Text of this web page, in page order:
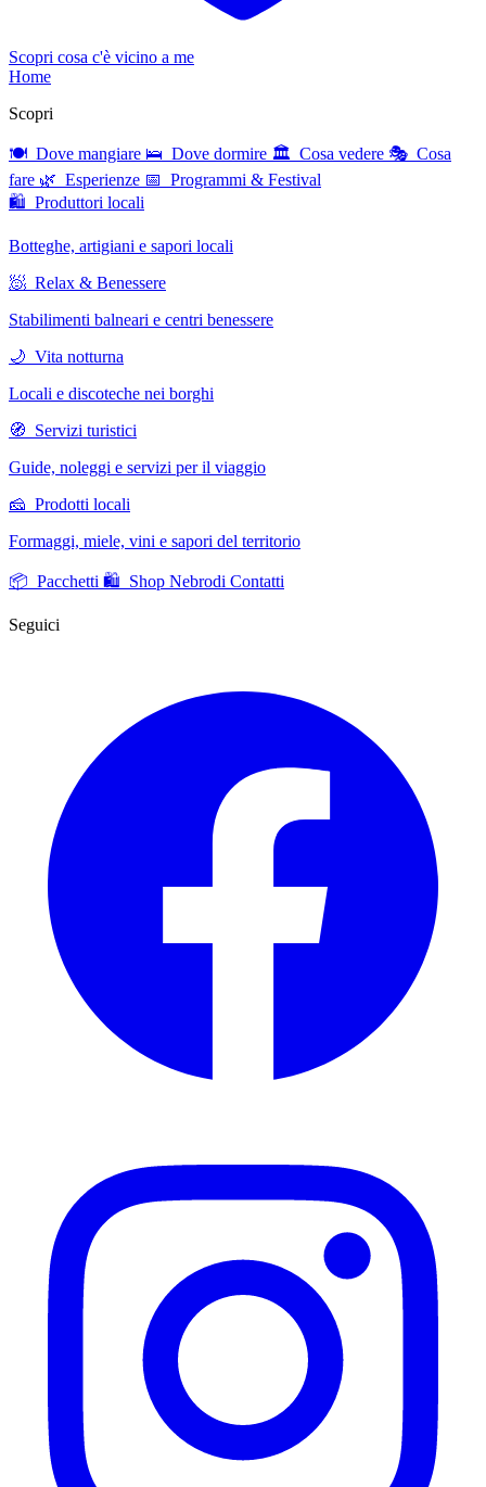
Scopri cosa c'è vicino a me
Home
Scopri
🍽 Dove mangiare 🛌 Dove dormire 🏛 Cosa vedere 🎭 Cosa
fare 🌿 Esperienze 📅 Programmi & Festival
🛍 Produttori locali
Botteghe, artigiani e sapori locali
🧖 Relax & Benessere
Stabilimenti balneari e centri benessere
🌙 Vita notturna
Locali e discoteche nei borghi
🧭 Servizi turistici
Guide, noleggi e servizi per il viaggio
🧀 Prodotti locali
Formaggi, miele, vini e sapori del territorio
📦 Pacchetti 🛍️ Shop Nebrodi Contatti
Seguici